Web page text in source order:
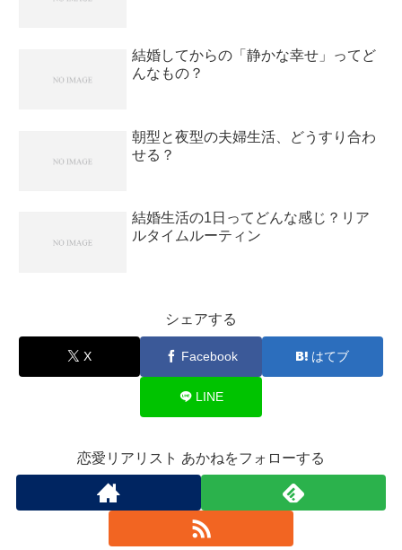
結婚してからの「静かな幸せ」ってど
んなもの？
朝型と夜型の夫婦生活、どうすり合わ
せる？
結婚生活の1日ってどんな感じ？リア
ルタイムルーティン
シェアする
X Facebook はてブ
LINE
恋愛リアリスト あかねをフォローする